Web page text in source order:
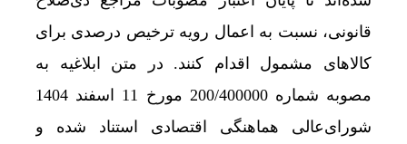
قانونی، نسبت به اعمال رویه ترخیص درصدی برای
کالاهای مشمول اقدام کنند. در متن ابلاغیه به
مصوبه شماره 200/400000 مورخ 11 اسفند 1404
شورای‌عالی هماهنگی اقتصادی استناد شده و